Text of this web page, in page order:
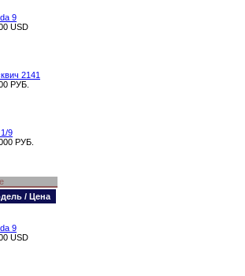
9
USD
2141
РУБ.
1/9
РУБ.
/ Цена
9
USD